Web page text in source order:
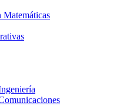
Matemáticas